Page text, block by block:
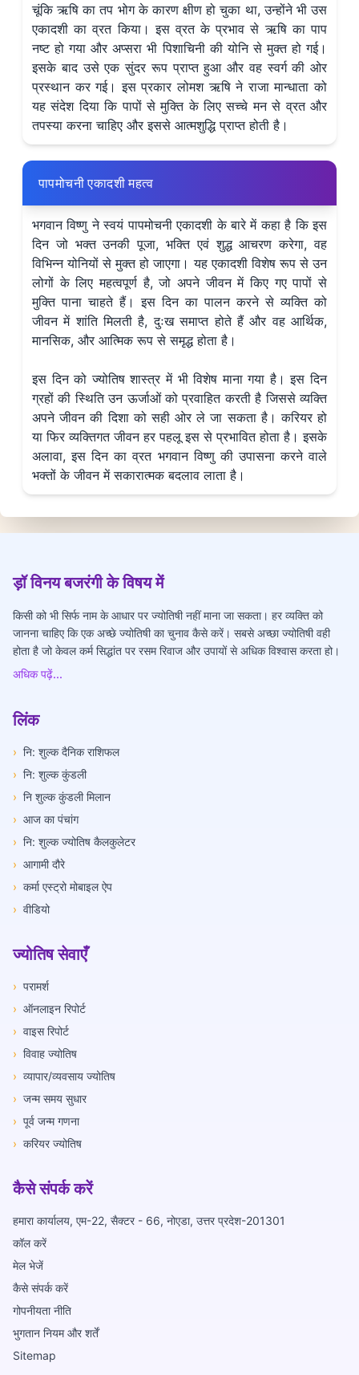
चूंकि ऋषि का तप भोग के कारण क्षीण हो चुका था, उन्होंने भी उस
एकादशी का व्रत किया। इस व्रत के प्रभाव से ऋषि का पाप
नष्ट हो गया और अप्सरा भी पिशाचिनी की योनि से मुक्त हो गई।
इसके बाद उसे एक सुंदर रूप प्राप्त हुआ और वह स्वर्ग की ओर
प्रस्थान कर गई। इस प्रकार लोमश ऋषि ने राजा मान्धाता को
यह संदेश दिया कि पापों से मुक्ति के लिए सच्चे मन से व्रत और
तपस्या करना चाहिए और इससे आत्मशुद्धि प्राप्त होती है।
पापमोचनी एकादशी महत्व
भगवान विष्णु ने स्वयं पापमोचनी एकादशी के बारे में कहा है कि इस
दिन जो भक्त उनकी पूजा, भक्ति एवं शुद्ध आचरण करेगा, वह
विभिन्न योनियों से मुक्त हो जाएगा। यह एकादशी विशेष रूप से उन
लोगों के लिए महत्वपूर्ण है, जो अपने जीवन में किए गए पापों से
मुक्ति पाना चाहते हैं। इस दिन का पालन करने से व्यक्ति को
जीवन में शांति मिलती है, दुःख समाप्त होते हैं और वह आर्थिक,
मानसिक, और आत्मिक रूप से समृद्ध होता है।
इस दिन को ज्योतिष शास्त्र में भी विशेष माना गया है। इस दिन
ग्रहों की स्थिति उन ऊर्जाओं को प्रवाहित करती है जिससे व्यक्ति
अपने जीवन की दिशा को सही ओर ले जा सकता है। करियर हो
या फिर व्यक्तिगत जीवन हर पहलू इस से प्रभावित होता है। इसके
अलावा, इस दिन का व्रत भगवान विष्णु की उपासना करने वाले
भक्तों के जीवन में सकारात्मक बदलाव लाता है।
ड़ॉ विनय बजरंगी के विषय में
किसी को भी सिर्फ नाम के आधार पर ज्योतिषी नहीं माना जा सकता। हर व्यक्ति को
जानना चाहिए कि एक अच्छे ज्योतिषी का चुनाव कैसे करें। सबसे अच्छा ज्योतिषी वही
होता है जो केवल कर्म सिद्धांत पर रसम रिवाज और उपायों से अधिक विश्वास करता हो।
अधिक पढ़ें...
लिंक
› नि: शुल्क दैनिक राशिफल
› नि: शुल्क कुंडली
› नि शुल्क कुंडली मिलान
› आज का पंचांग
› नि: शुल्क ज्योतिष कैलकुलेटर
› आगामी दौरे
› कर्मा एस्ट्रो मोबाइल ऐप
› वीडियो
ज्योतिष सेवाएँ
› परामर्श
› ऑनलाइन रिपोर्ट
› वाइस रिपोर्ट
› विवाह ज्योतिष
› व्यापार/व्यवसाय ज्योतिष
› जन्म समय सुधार
› पूर्व जन्म गणना
› करियर ज्योतिष
कैसे संपर्क करें
हमारा कार्यालय, एम-22, सैक्टर - 66, नोएडा, उत्तर प्रदेश-201301
कॉल करें
मेल भेजें
कैसे संपर्क करें
गोपनीयता नीति
भुगतान नियम और शर्तें
Sitemap